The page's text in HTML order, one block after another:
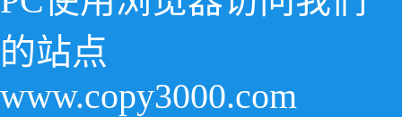
的站点
www.copy3000.com